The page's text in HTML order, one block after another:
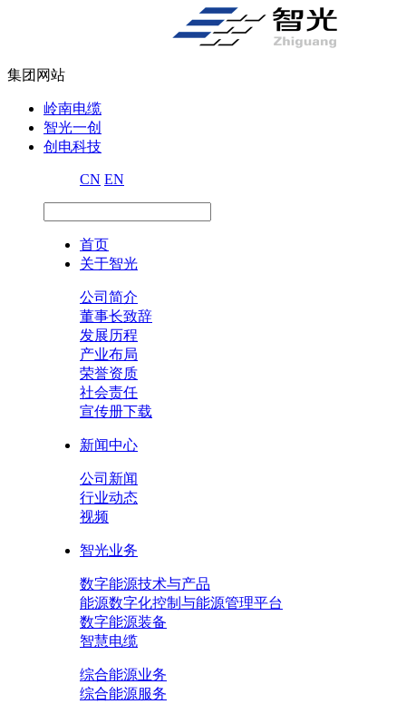
集团网站
岭南电缆
智光一创
创电科技
CN EN
首页
关于智光
公司简介
董事长致辞
发展历程
产业布局
荣誉资质
社会责任
宣传册下载
新闻中心
公司新闻
行业动态
视频
智光业务
数字能源技术与产品
能源数字化控制与能源管理平台
数字能源装备
智慧电缆
综合能源业务
综合能源服务